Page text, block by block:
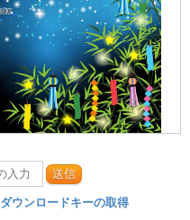
送信
ダウンロードキーの取得